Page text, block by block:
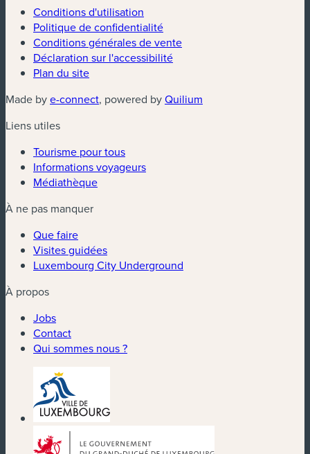
Conditions d'utilisation
Politique de confidentialité
Conditions générales de vente
Déclaration sur l'accessibilité
Plan du site
Made bye-connect(nouvelle fenêtre)
, powered byQuilium
Liens utiles
Tourisme pour tous
Informations voyageurs
Médiathèque
À ne pas manquer
Que faire
Visites guidées
Luxembourg City Underground
À propos
Jobs
Contact
Qui sommes nous ?